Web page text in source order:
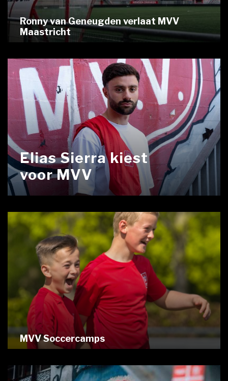
Ronny van Geneugden verlaat MVV
Maastricht
Elias Sierra kiest
voor MVV
MVV Soccercamps